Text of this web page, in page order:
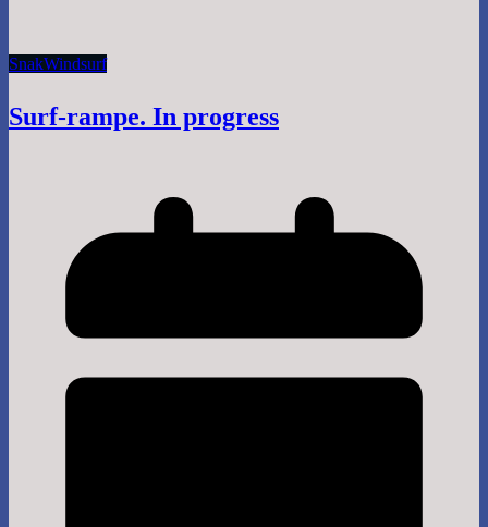
SnakWindsurf
Surf-rampe. In progress